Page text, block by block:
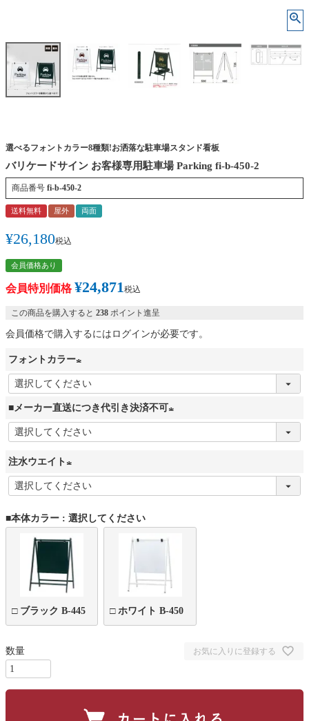
選べるフォントカラー8種類!お洒落な駐車場スタンド看板
バリケードサイン お客様専用駐車場 Parking fi-b-450-2
商品番号 fi-b-450-2
送料無料 屋外 両面
¥26,180税込
会員価格あり
会員特別価格 ¥24,871税込
この商品を購入すると 238 ポイント進呈
会員価格で購入するにはログインが必要です。
フォントカラー
(
)
■メーカー直送につき代引き決済不可
注水ウエイト
(
須
)
■本体カラー 選択してください
□ ブラック B-445 □ ホワイト B-450
お気に入りに登録する